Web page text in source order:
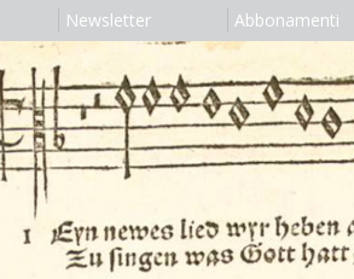
Newsletter Abbonamenti